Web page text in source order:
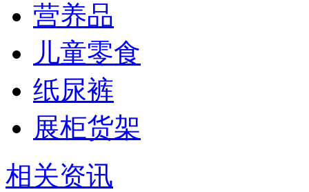
营养品
儿童零食
纸尿裤
展柜货架
相关资讯